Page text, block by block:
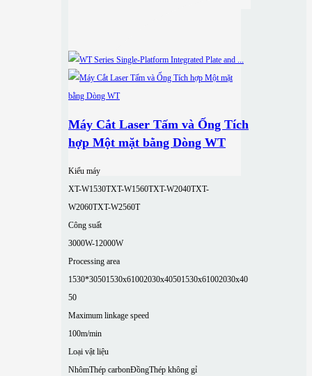
Máy Cắt Laser Tấm và Ống Tích
hợp Một mặt bằng Dòng WT
Kiểu máy
XT-W1530TXT-W1560TXT-W2040TXT-
W2060TXT-W2560T
Công suất
3000W-12000W
Processing area
1530*30501530x61002030x40501530x61002030x40
50
Maximum linkage speed
100m/min
Loại vật liệu
NhômThép carbonĐồngThép không gỉ